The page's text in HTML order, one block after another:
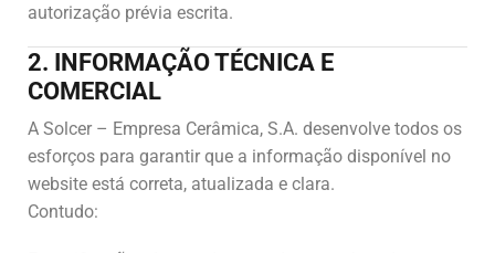
autorização prévia escrita.
2. INFORMAÇÃO TÉCNICA E
COMERCIAL
A Solcer – Empresa Cerâmica, S.A. desenvolve todos os
esforços para garantir que a informação disponível no
website está correta, atualizada e clara.
Contudo: